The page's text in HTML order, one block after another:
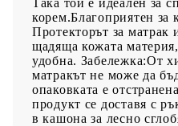
корем.Благоприятен за
Протекторът за матрак
щадяща кожата
удобна. Забележка:От
матракът не може да
опаковката е
продукт се доставя с
в кашона за лесно